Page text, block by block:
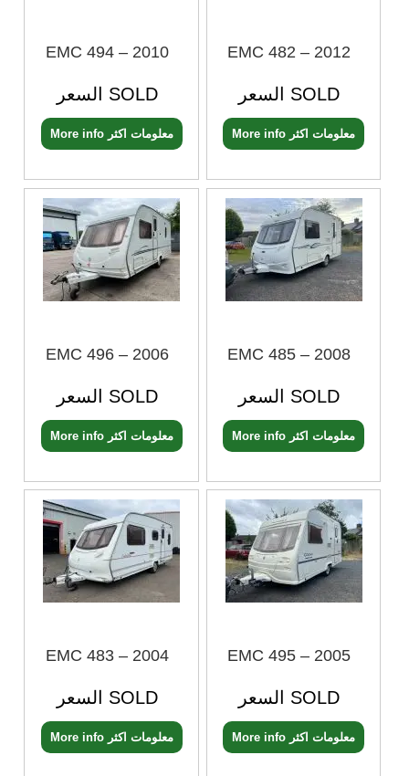
EMC 494 – 2010
السعر SOLD
More info معلومات اكثر
EMC 482 – 2012
السعر SOLD
More info معلومات اكثر
EMC 496 – 2006
السعر SOLD
More info معلومات اكثر
EMC 485 – 2008
السعر SOLD
More info معلومات اكثر
EMC 483 – 2004
السعر SOLD
More info معلومات اكثر
EMC 495 – 2005
السعر SOLD
More info معلومات اكثر